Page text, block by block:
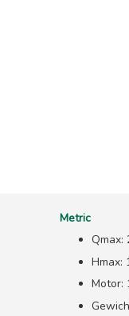
Metric
Qmax:
Hmax:
Motor: